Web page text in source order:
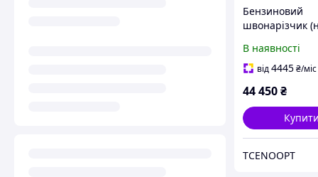
Бензиновий
швонарізчик
В наявності
від4445₴/міс
44 450₴
Купити
TCENOOPT